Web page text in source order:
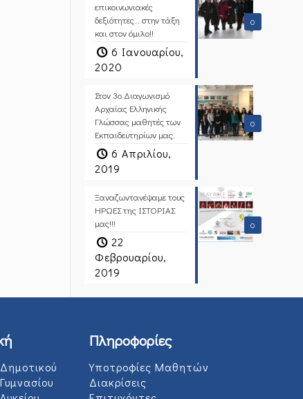
0
επικοινωνιακές
δεξιότητες… στην τάξη
και στον όμιλο!!
6 Ιανουαρίου,
2020
0
Στον 3ο Διαγωνισμό
Αρχαίας Ελληνικής
Γλώσσας μαθητές των
Εκπαιδευτηρίων μας.
6 Απριλίου,
2019
0
Ξαναζωντανέψαμε τους
ΗΡΩΕΣ της ΙΣΤΟΡΙΑΣ
μας!!!
22
Φεβρουαρίου,
2019
Πληροφορίες
Υποτροφίες Μαθητών
Διακρίσεις